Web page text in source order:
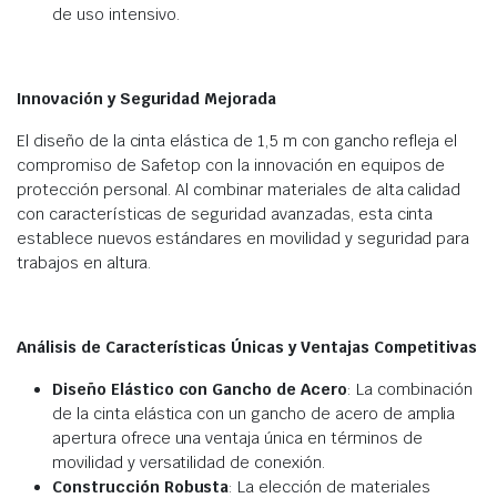
de uso intensivo.
Innovación y Seguridad Mejorada
El diseño de la cinta elástica de 1,5 m con gancho refleja el
compromiso de Safetop con la innovación en equipos de
protección personal. Al combinar materiales de alta calidad
con características de seguridad avanzadas, esta cinta
establece nuevos estándares en movilidad y seguridad para
trabajos en altura.
Análisis de Características Únicas y Ventajas Competitivas
Diseño Elástico con Gancho de Acero: La combinación
de la cinta elástica con un gancho de acero de amplia
apertura ofrece una ventaja única en términos de
movilidad y versatilidad de conexión.
Construcción Robusta: La elección de materiales